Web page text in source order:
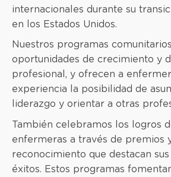
internacionales durante su
en los Estados Unidos.
Nuestros programas
oportunidades de crecimiento y
profesional, y ofrecen a
experiencia la posibilidad de
liderazgo y orientar a otras
También celebramos los logros
enfermeras a través de premios
reconocimiento que destacan
éxitos. Estos programas